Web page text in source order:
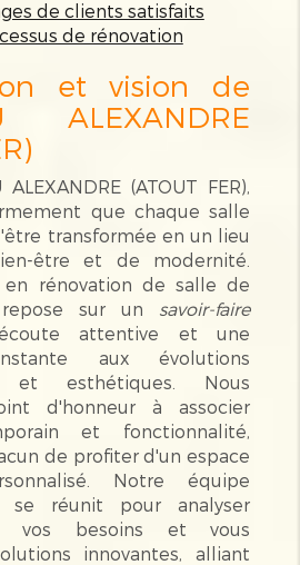
de clients satisfaits
de rénovation
et vision de
ALEXANDRE
(ATOUT FER),
que chaque salle
transformée en un lieu
être et de modernité.
rénovation de salle de
sur un savoir-faire
attentive et une
aux évolutions
et esthétiques. Nous
d'honneur à associer
et fonctionnalité,
de profiter d'un espace
Notre équipe
se réunit pour analyser
vos besoins et vous
innovantes, alliant